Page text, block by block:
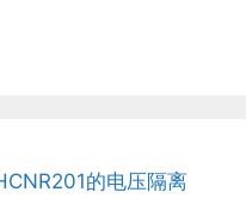
的电压隔离